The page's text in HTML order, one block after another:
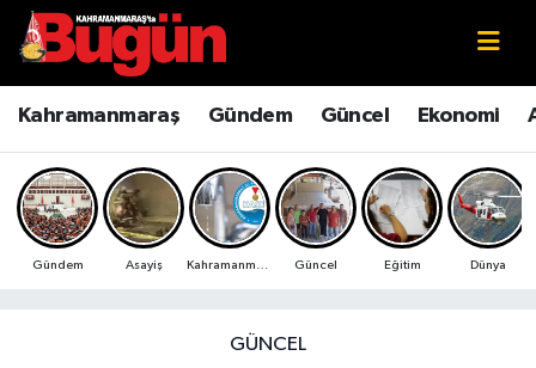
Kahramanmaraş Gündem Güncel Ekonomi
Gündem Asayiş Güncel Eğitim Dünya
GÜNCEL
Kahramanmaraş
Kahramanmaraş Sokak Röportajları
Bilim ve Teknoloji
Çevre
Kahramanmaraş Nöbetçi Eczaneler
Kahramanmaraş Hava Durumu
Kahramanmaraş Namaz Vakitleri
Kahramanmaraş Trafik Yoğunluk Haritası
Süper Lig Puan Durumu ve Fikstür